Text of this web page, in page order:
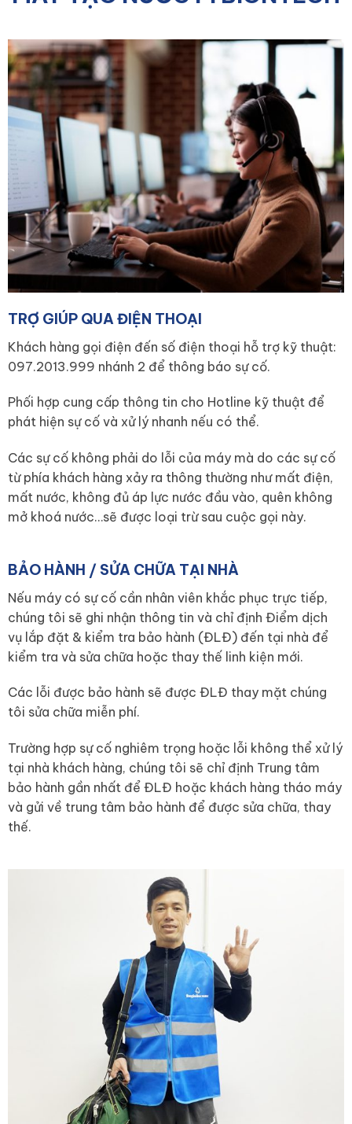
TRỢ GIÚP QUA ĐIỆN THOẠI
Khách hàng gọi điện đến số điện thoại hỗ trợ kỹ thuật:
097.2013.999 nhánh 2 để thông báo sự cố.
Phối hợp cung cấp thông tin cho Hotline kỹ thuật để
phát hiện sự cố và xử lý nhanh nếu có thể.
Các sự cố không phải do lỗi của máy mà do các sự cố
từ phía khách hàng xảy ra thông thường như mất điện,
mất nước, không đủ áp lực nước đầu vào, quên không
mở khoá nước…sẽ được loại trừ sau cuộc gọi này.
BẢO HÀNH / SỬA CHỮA TẠI NHÀ
Nếu máy có sự cố cần nhân viên khắc phục trực tiếp,
chúng tôi sẽ ghi nhận thông tin và chỉ định Điểm dịch
vụ lắp đặt & kiểm tra bảo hành (ĐLĐ) đến tại nhà để
kiểm tra và sửa chữa hoặc thay thế linh kiện mới.
Các lỗi được bảo hành sẽ được ĐLĐ thay mặt chúng
tôi sửa chữa miễn phí.
Trường hợp sự cố nghiêm trọng hoặc lỗi không thể xử lý
tại nhà khách hàng, chúng tôi sẽ chỉ định Trung tâm
bảo hành gần nhất để ĐLĐ hoặc khách hàng tháo máy
và gửi về trung tâm bảo hành để được sửa chữa, thay
thế.